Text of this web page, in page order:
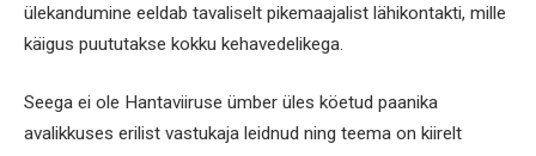
ülekandumine eeldab tavaliselt pikemaajalist lähikontakti, mille
käigus puututakse kokku kehavedelikega.
Seega ei ole Hantaviiruse ümber üles köetud paanika
avalikkuses erilist vastukaja leidnud ning teema on kiirelt